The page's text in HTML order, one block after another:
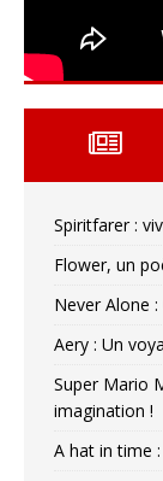
Spiritfarer :
Flower, un
Never Alone
Aery : Un
Super Mario
imagination !
A hat in time